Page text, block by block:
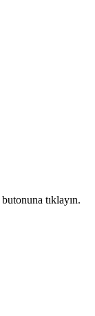
butonuna tıklayın.